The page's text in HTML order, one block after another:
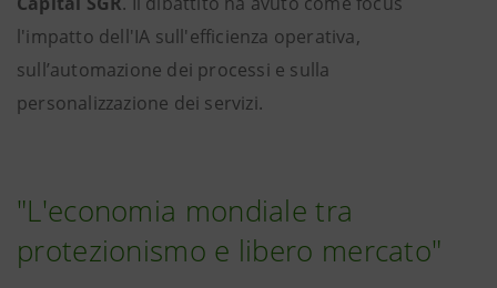
l'impatto dell'IA sull'efficienza operativa,
sull’automazione dei processi e sulla
personalizzazione dei servizi.
"L'economia mondiale tra
protezionismo e libero mercato"